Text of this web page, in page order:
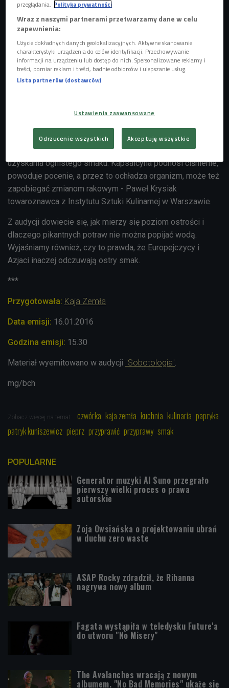
Chili to ogólna nazwa ostrej papryki, do której zalicza się kilka odmian, m.in.
Za smak pikantnych potraw odpowiada kapsaicyna. Jest to
jako przyprawa, barwnik i... składnik gazu pieprzowego! -
Roślinie służy do ochrony przed robakami, a nam - do
uzyskania ognistego smaku. Kapsaicyna podnosi ciśnienie,
powoduje pocenie, a przez to ochładza organizm, może też
zapobiegać zmianom rakowym - Paweł Krysiak
towaroznawca z Instytutu Sztuki Kulinarnej w Warszawie.
Z audycji dowiecie się, jak mierzy się poziom ostrości i
dlaczego pikantnych potraw nie można popijać wodą.
Wyjaśniamy również, czy to prawda, że Europejczycy i
Azjaci inaczej odczuwają ostry smak.
***
Przygotowała: Kaja Zemła
Data emisji: 16.01.2016
Godzina emisji: 15.30
Materiał wyemitowano w audycji "Sobotologia".
mg/bch
Zobacz więcej na temat: czwórka kaja zemła kuchnia kulinaria papryka
patryk kuniszewicz pieprz przyprawić przyprawy smak
POPULARNE
Generator muzyki AI Suno przegrało
pierwszy wielki proces o prawa
autorskie
Zoja Owsiańska o projektowaniu ubrań
w duchu zero waste
A$AP Rocky zdradził, że Rihanna
nagrywa nowy album
Fagata wystąpiła w teledysku Future'a
do utworu "No Misery"
The Avalanches wracają z nowym
albumem. "No Bad Memories" ukaże się
przeglądania. Polityka prywatności
Wraz z naszymi partnerami przetwarzamy dane w celu
zapewnienia:
Użycie dokładnych danych geolokalizacyjnych. Aktywne skanowanie
charakterystyki urządzenia do celów identyfikacji. Przechowywanie
informacji na urządzeniu lub dostęp do nich. Spersonalizowane reklamy i
treści, pomiar reklam i treści, badnie odbiorców i ulepszanie usług.
Lista partnerów (dostawców)
Ustawienia zaawansowane
Odrzucenie wszystkich Akceptuję wszystkie